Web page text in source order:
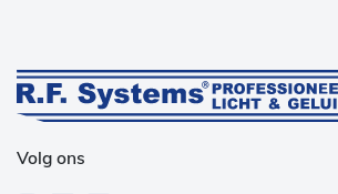
Volg ons